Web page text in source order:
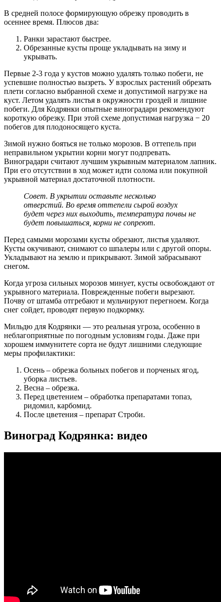
В средней полосе формирующую обрезку проводить в
осеннее время. Плюсов два:
Ранки зарастают быстрее.
Обрезанные кусты проще укладывать на зиму и
укрывать.
Первые 2-3 года у кустов можно удалять только побеги, не
успевшие полностью вызреть. У взрослых растений обрезать
плети согласно выбранной схеме и допустимой нагрузке на
куст. Летом удалять листья в окружности гроздей и лишние
побеги. Для Кодрянки опытные виноградари рекомендуют
короткую обрезку. При этой схеме допустимая нагрузка − 20
побегов для плодоносящего куста.
Зимой нужно бояться не только морозов. В оттепель при
неправильном укрытии корни могут подпревать.
Виноградари считают лучшим укрывным материалом лапник.
При его отсутствии в ход может идти солома или покупной
укрывной материал достаточной плотности.
Совет. В укрытии оставьте несколько
отверстий. Во время оттепели сырой воздух
будет через них выходить, температура почвы не
будет повышаться, корни не сопреют.
Перед самыми морозами кусты обрезают, листья удаляют.
Кусты окучивают, снимают со шпалеры или с другой опоры.
Укладывают на землю и прикрывают. Зимой забрасывают
снегом.
Когда угроза сильных морозов минует, кусты освобождают от
укрывного материала. Поврежденные побеги вырезают.
Почву от штамба отгребают и мульчируют перегноем. Когда
снег сойдет, проводят первую подкормку.
Мильдю для Кодрянки — это реальная угроза, особенно в
неблагоприятные по погодным условиям годы. Даже при
хорошем иммунитете сорта не будут лишними следующие
меры профилактики:
Осень – обрезка больных побегов и порченых ягод,
уборка листьев.
Весна – обрезка.
Перед цветением – обработка препаратами топаз,
ридомил, карбомид.
После цветения – препарат Строби.
Виноград Кодрянка: видео